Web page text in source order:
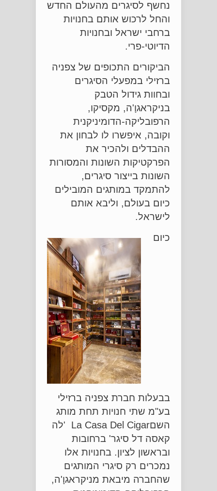
נחשף לסיגרים מהעולם החדש
והחל לרכוש אותם בחנויות
ברחבי ישראל ובחנויות
הדיוטי-פרי.
הביקורים התכופים של צפניה
ברזילי במפעלי הסיגרים
ובחוות גידול הטבק
בניקראגוָ'ה, מקסיקו,
הרפובליקה-הדומיניקנית
וקובה, איפשרו לו לבחון את
ההבדלים ולהכיר את
הפרקטיקות השונות והמסורות
השונות בייצור סיגרים,
להתמקד במותגים המובילים
כיום בעולם, וליבא אותם
לישראל.
כיום
בבעלות חברת צפניה ברזילי
בע"מ שתי חנויות תחת מותג
השםLa Casa Del Cigar 'לה
קאסה דל סיגר' ברחובות
ובראשון לציון. בחנויות אלו
נמכרים רק סיגרי המותגים
שהחברה מיבאת מניקראגוָ'ה,